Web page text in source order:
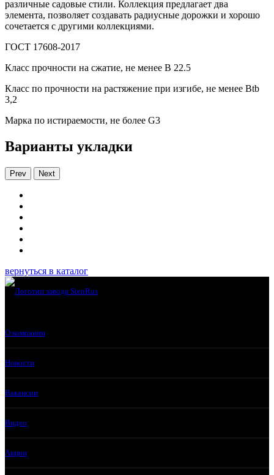
различные садовые стили. Коллекция предлагает два
элемента, позволяет создавать радиусные дорожки и хорошо
сочетается с другими коллекциями.
ГОСТ 17608-2017
Класс прочности на сжатие, не менее В 22.5
Класс по прочности на растяжение при изгибе, не менее Вtb
3,2
Марка по истираемости, не более G3
Варианты укладки
Prev Next
вернуться в каталог
О компании
Новости
Вакансии
Видео
Акции